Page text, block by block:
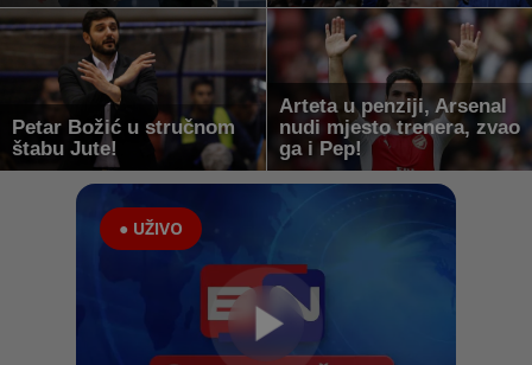
Petar Božić u stručnom
štabu Jute!
Arteta u penziji, Arsenal
nudi mjesto trenera, zvao
ga i Pep!
● UŽIVO